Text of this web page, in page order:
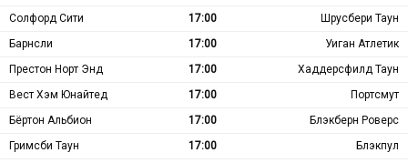
Солфорд Сити
17:00
Шрусбери Таун
Барнсли
17:00
Уиган Атлетик
Престон Норт Энд
17:00
Хаддерсфилд Таун
Вест Хэм Юнайтед
17:00
Портсмут
Бёртон Альбион
17:00
Блэкберн Роверс
Гримсби Таун
17:00
Блэкпул